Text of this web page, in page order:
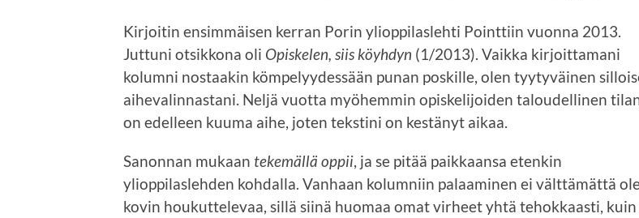
Kirjoitin ensimmäisen kerran Porin ylioppilaslehti Pointtiin vuonna 2013.
Juttuni otsikkona oli Opiskelen, siis köyhdyn (1/2013). Vaikka kirjoittamani
kolumni nostaakin kömpelyydessään punan poskille, olen tyytyväinen
aihevalinnastani. Neljä vuotta myöhemmin opiskelijoiden taloudellinen
on edelleen kuuma aihe, joten tekstini on kestänyt aikaa.
Sanonnan mukaan tekemällä oppii, ja se pitää paikkaansa etenkin
ylioppilaslehden kohdalla. Vanhaan kolumniin palaaminen ei välttämättä
kovin houkuttelevaa, sillä siinä huomaa omat virheet yhtä tehokkaasti, kuin